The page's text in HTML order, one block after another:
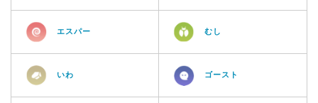
エスパー むし
いわ ゴースト